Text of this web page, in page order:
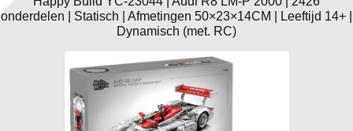
onderdelen | Statisch | Afmetingen 50×23×14CM | Leeftijd 14+ |
Dynamisch (met. RC)